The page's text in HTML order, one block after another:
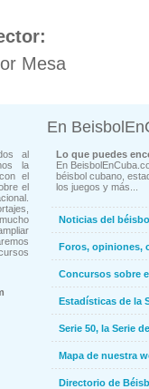
Mesa
al
la
el
el
En
Lo que puedes
En
béisbol cubano,
los juegos y más...
Noticias del
Foros, opiniones,
Concursos sobre
Estadísticas de la
Serie 50, la Serie
Mapa de nuestra
Directorio de